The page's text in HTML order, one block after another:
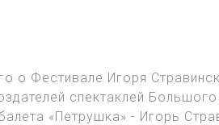
о Фестивале Игоря
спектаклей
«Петрушка» - Игорь